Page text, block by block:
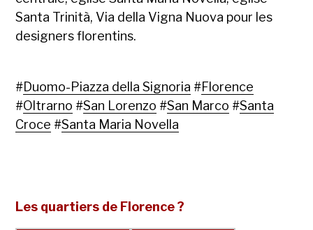
Santa Trinità, Via della Vigna Nuova pour les
designers florentins.
#Duomo-Piazza della Signoria #Florence
#Oltrarno #San Lorenzo #San Marco #Santa
Croce #Santa Maria Novella
Les quartiers de Florence ?